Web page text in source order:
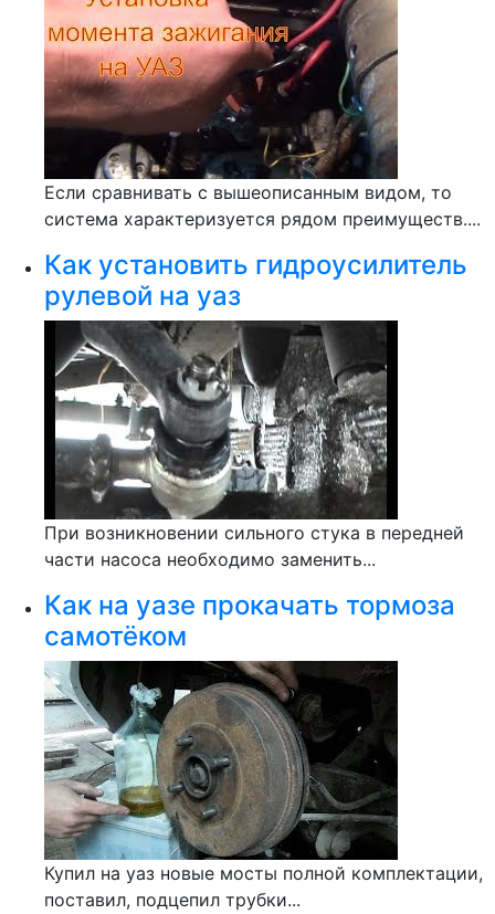
Если сравнивать с вышеописанным видом, то
система характеризуется рядом преимуществ....
Как установить гидроусилитель
рулевой на уаз
При возникновении сильного стука в передней
части насоса необходимо заменить...
Как на уазе прокачать тормоза
самотёком
Купил на уаз новые мосты полной комплектации,
поставил, подцепил трубки...